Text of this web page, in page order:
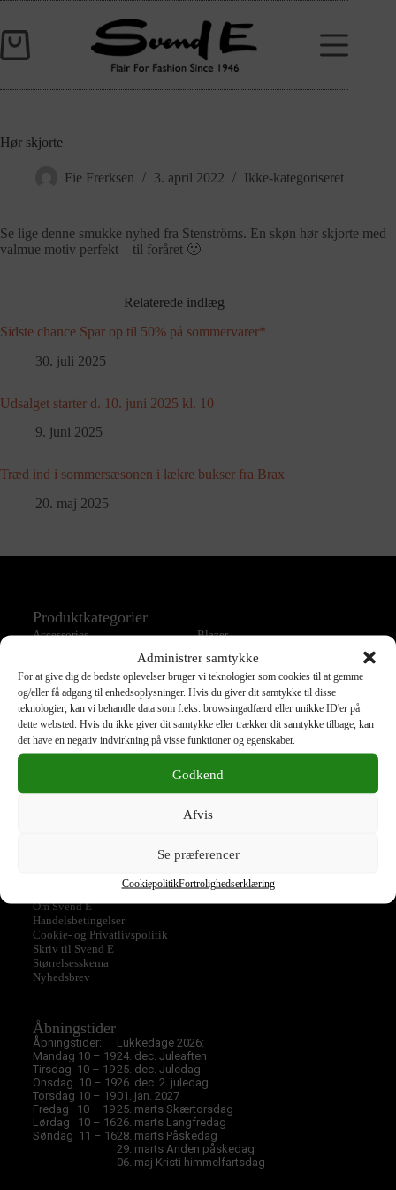
Administrer samtykke
For at give dig de bedste oplevelser bruger vi teknologier som cookies til at gemme
og/eller få adgang til enhedsoplysninger. Hvis du giver dit samtykke til disse
teknologier, kan vi behandle data som f.eks. browsingadfærd eller unikke ID'er på
dette websted. Hvis du ikke giver dit samtykke eller trækker dit samtykke tilbage, kan
det have en negativ indvirkning på visse funktioner og egenskaber.
Godkend
Afvis
Se præferencer
CookiepolitikFortrolighedserklæring
Hør skjorte
Fie Frerksen 3. april 2022 Ikke-kategoriseret
Se lige denne smukke nyhed fra Stenströms. En skøn hør skjorte med
valmue motiv perfekt – til foråret 🙂
Relaterede indlæg
Sidste chance Spar op til 50% på sommervarer*
30. juli 2025
Udsalget starter d. 10. juni 2025 kl. 10
9. juni 2025
Træd ind i sommersæsonen i lækre bukser fra Brax
20. maj 2025
Produktkategorier
Accessories
Blazer
Bukser
Jakke
Jeans
Kjole
Nederdel
Overtøj
Shorts
Skjorte
Strik
Taske
Tilbud
Top
Om Svend E
Handelsbetingelser
Cookie- og Privatlivspolitik
Skriv til Svend E
Størrelsesskema
Nyhedsbrev
Åbningstider
Åbningstider:
Mandag 10 – 19
Tirsdag 10 – 19
Onsdag 10 – 19
Torsdag 10 – 19
Fredag 10 – 19
Lørdag 10 – 16
Søndag 11 – 16
Lukkedage 2026:
24. dec. Juleaften
25. dec. Juledag
26. dec. 2. juledag
01. jan. 2027
25. marts Skærtorsdag
26. marts Langfredag
28. marts Påskedag
29. marts Anden påskedag
06. maj Kristi himmelfartsdag